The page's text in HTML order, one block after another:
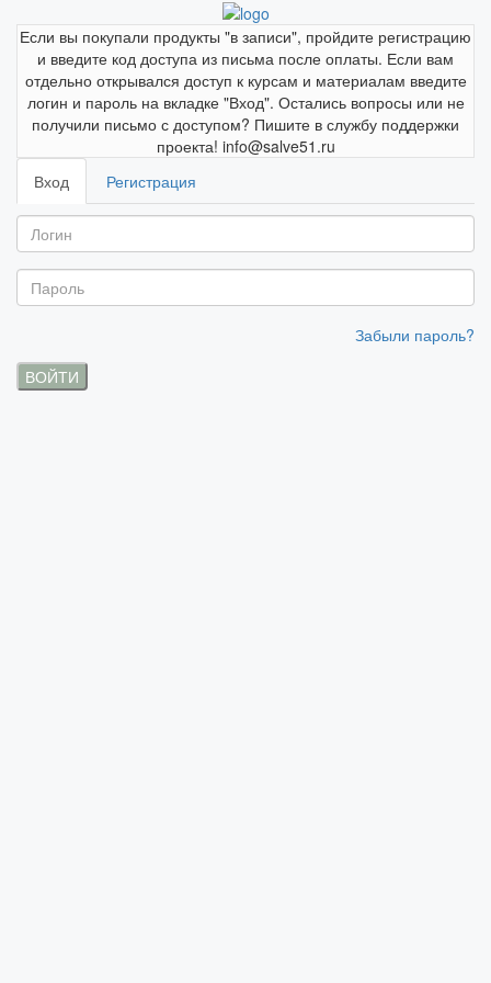
Если вы покупали продукты "в записи", пройдите регистрацию
и введите код доступа из письма после оплаты. Если вам
отдельно открывался доступ к курсам и материалам введите
логин и пароль на вкладке "Вход". Остались вопросы или не
получили письмо с доступом? Пишите в службу поддержки
проекта! info@salve51.ru
Вход
Регистрация
Забыли пароль?
ВОЙТИ